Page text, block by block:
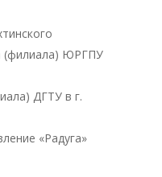
(филиала) ЮРГПУ
ДГТУ в г.
«Радуга»